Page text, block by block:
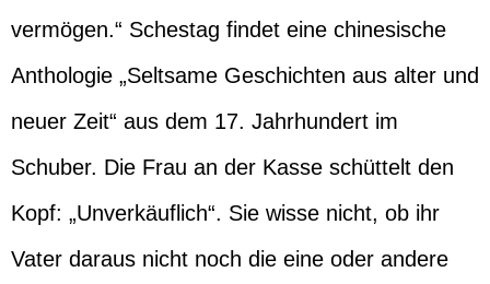
vermögen.“ Schestag findet eine chinesische
Anthologie „Seltsame Geschichten aus alter und
neuer Zeit“ aus dem 17. Jahrhundert im
Schuber. Die Frau an der Kasse schüttelt den
Kopf: „Unverkäuflich“. Sie wisse nicht, ob ihr
Vater daraus nicht noch die eine oder andere